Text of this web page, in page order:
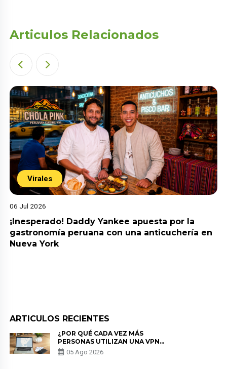
Articulos Relacionados
Virales
06 Jul 2026
¡Inesperado! Daddy Yankee apuesta por la
gastronomía peruana con una anticuchería en
Nueva York
ARTICULOS RECIENTES
¿POR QUÉ CADA VEZ MÁS
PERSONAS UTILIZAN UNA VPN
PARA PROTEGER SU
PRIVACIDAD?
05 Ago 2026